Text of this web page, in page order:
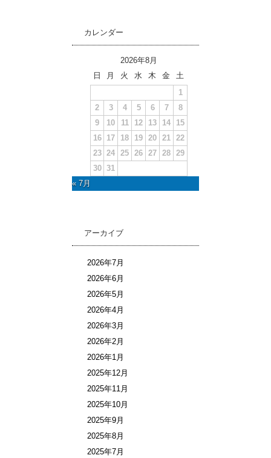
カレンダー
2026年8月
日
月 火 水 木 金
土
1
2
3 4 5 6 7
8
9
10 11 12 13 14
15
16
17 18 19 20 21
22
23 24 25 26 27 28 29
30 31
« 7月
アーカイブ
2026年7月
2026年6月
2026年5月
2026年4月
2026年3月
2026年2月
2026年1月
2025年12月
2025年11月
2025年10月
2025年9月
2025年8月
2025年7月